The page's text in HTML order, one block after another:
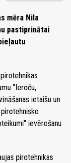
mēra Nila
pastiprinātai
"Ieroču,
ietaišu un
ievērošanu
pirotehnikas